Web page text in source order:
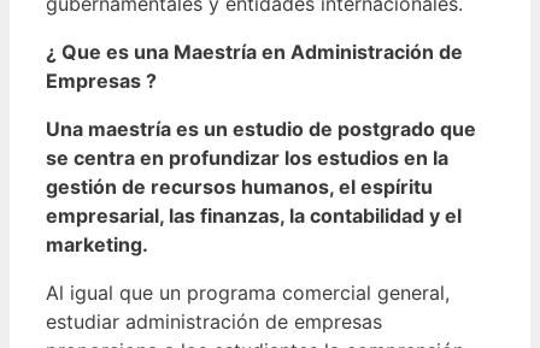
¿ Que es una Maestría en Administración de
Empresas ?
Una maestría es un estudio de postgrado que
se centra en profundizar los estudios en la
gestión de recursos humanos, el espíritu
empresarial, las finanzas, la contabilidad y el
marketing.
Al igual que un programa comercial general,
estudiar administración de empresas